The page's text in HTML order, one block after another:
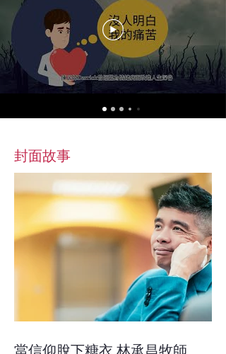
​封面故事